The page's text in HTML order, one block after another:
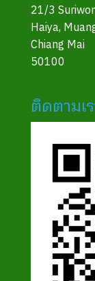
21/3
Haiya,
Chiang Mai
50100
ติดตามเ